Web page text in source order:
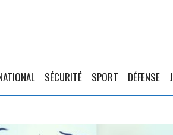
SÉCURITÉ SPORT DÉFENSE